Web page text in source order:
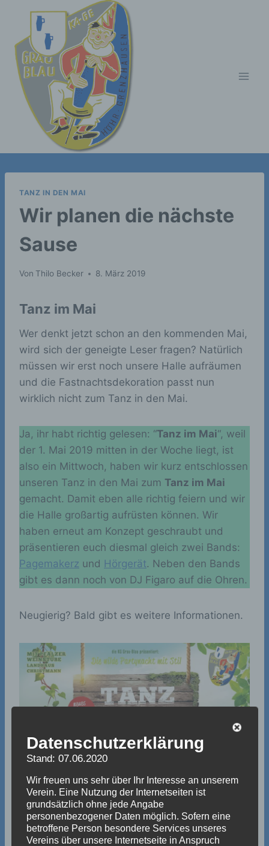
springen
TANZ IN DEN MAI
Wir planen die nächste
Sause
Von Thilo Becker 8. März 2019
Tanz im Mai
Wer denkt jetzt schon an den kommenden Mai,
wird sich der geneigte Leser fragen? Natürlich
müssen wir erst noch unsere Halle aufräumen
und die Fastnachtsdekoration passt nun
wirklich nicht zum Tanz in den Mai.
Ja, ihr habt richtig gelesen: “Tanz im Mai“, weil
der 1. Mai 2019 mitten in der Woche liegt, ist
also ein Mittwoch, haben wir kurz entschlossen
unseren Tanz in den Mai zum Tanz im Mai
gemacht. Damit eben alle richtig feiern und wir
die Halle großartig aufrüsten können. Wir
haben erneut am Konzept geschraubt und
präsentieren euch diesmal gleich zwei Bands:
Pagemakerz und Hörgerät. Neben den Bands
gibt es dann noch von DJ Figaro auf die Ohren.
Neugierig? Bald gibt es weitere Informationen.
Schlagworte:
#Tanz in den Mai
Datenschutzerklärung
Stand: 07.06.2020
Wir freuen uns sehr über Ihr Interesse an unserem
Verein. Eine Nutzung der Internetseiten ist
grundsätzlich ohne jede Angabe
personenbezogener Daten möglich. Sofern eine
betroffene Person besondere Services unseres
Vereins über unsere Internetseite in Anspruch